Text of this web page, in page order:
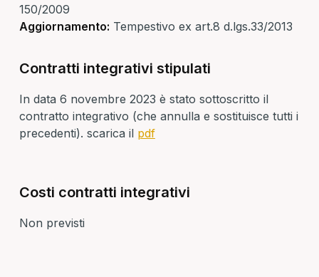
150/2009
Aggiornamento: Tempestivo ex art.8 d.lgs.33/2013
Contratti integrativi stipulati
In data 6 novembre 2023 è stato sottoscritto il
contratto integrativo (che annulla e sostituisce tutti i
precedenti). scarica il pdf
Costi contratti integrativi
Non previsti